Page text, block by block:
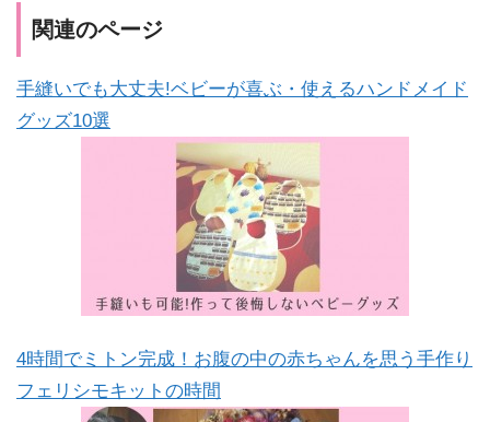
関連のページ
手縫いでも大丈夫!ベビーが喜ぶ・使えるハンドメイド
グッズ10選
4時間でミトン完成！お腹の中の赤ちゃんを思う手作り
フェリシモキットの時間